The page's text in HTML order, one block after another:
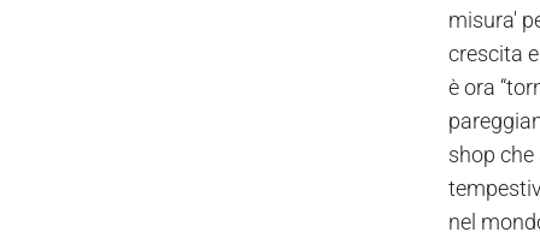
misura'
crescita
è ora
shop
nel